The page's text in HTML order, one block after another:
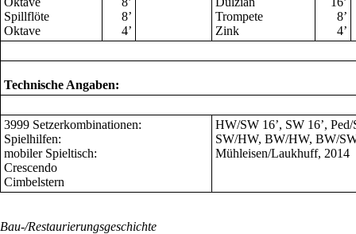
Spillflöte
Oktave
8’
4’
Trompete
Zink
8’
4’
Technische Angaben:
3999 Setzerkombinationen:
Spielhilfen:
mobiler Spieltisch:
Crescendo
Cimbelstern
HW/SW 16’, SW 16’, Ped/
SW/HW, BW/HW, BW/
Mühleisen/Laukhuff, 2014
Bau-/Restaurierungsgeschichte